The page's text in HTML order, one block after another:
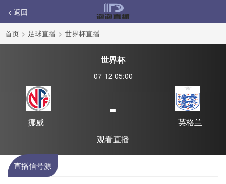
< 返回
首页 > 足球直播 > 世界杯直播
世界杯
07-12 05:00
挪威
-
英格兰
观看直播
直播信号源